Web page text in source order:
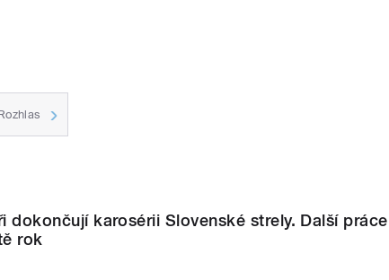
dokončují karosérii Slovenské strely. Další práce
rok